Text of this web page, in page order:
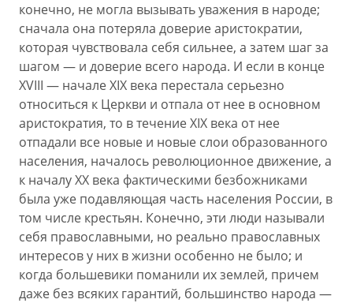
конечно, не могла вызывать уважения в народе;
сначала она потеряла доверие аристократии,
которая чувствовала себя сильнее, а затем шаг за
шагом — и доверие всего народа. И если в конце
XVIII — начале XIX века перестала серьезно
относиться к Церкви и отпала от нее в основном
аристократия, то в течение XIX века от нее
отпадали все новые и новые слои образованного
населения, началось революционное движение, а
к началу ХХ века фактическими безбожниками
была уже подавляющая часть населения России, в
том числе крестьян. Конечно, эти люди называли
себя православными, но реально православных
интересов у них в жизни особенно не было; и
когда большевики поманили их землей, причем
даже без всяких гарантий, большинство народа —